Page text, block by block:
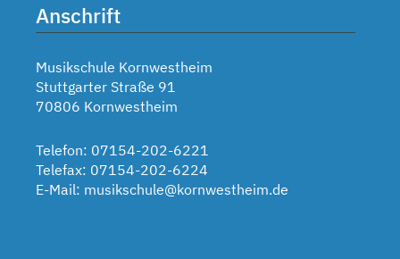
Anschrift
Musikschule Kornwestheim
Stuttgarter Straße 91
70806 Kornwestheim
Telefon: 07154-202-6221
Telefax: 07154-202-6224
E-Mail: musikschule@kornwestheim.de